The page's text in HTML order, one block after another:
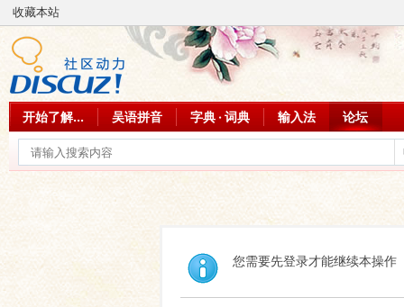
收藏本站
开始了解... 吴语拼音 字典 · 词典 输入法 论坛
您需要先登录才能继续本操作